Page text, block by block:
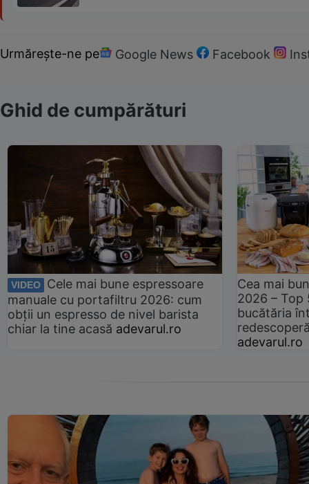
Urmărește-ne pe Google News Facebook
Ghid de cumpărături
VIDEO
Cele mai bune espressoare
manuale cu portafiltru 2026: cum
obții un espresso de nivel barista
chiar la tine acasă adevarul.ro
Cea mai
2026 –
bucătăria
adevarul.ro